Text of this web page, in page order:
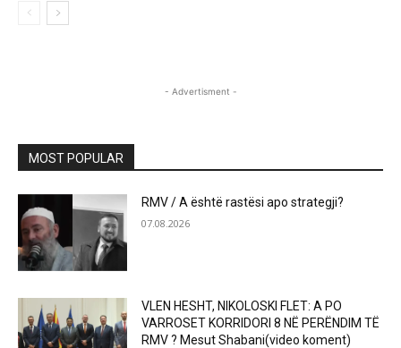
- Advertisment -
MOST POPULAR
RMV / A është rastësi apo strategji?
07.08.2026
VLEN HESHT, NIKOLOSKI FLET: A PO
VARROSET KORRIDORI 8 NË PERËNDIM TË
RMV ? Mesut Shabani(video koment)